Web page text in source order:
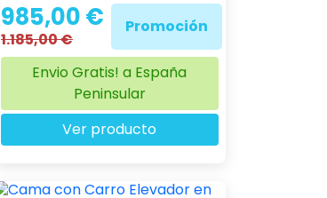
985,00 €
1.185,00 €
Promoción
Envio Gratis! a España
Peninsular
Ver producto